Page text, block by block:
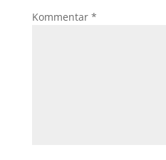
Kommentar *